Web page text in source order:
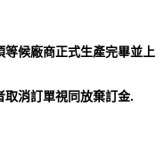
候廠商正式生產完畢並上
取消訂單視同放棄訂金.